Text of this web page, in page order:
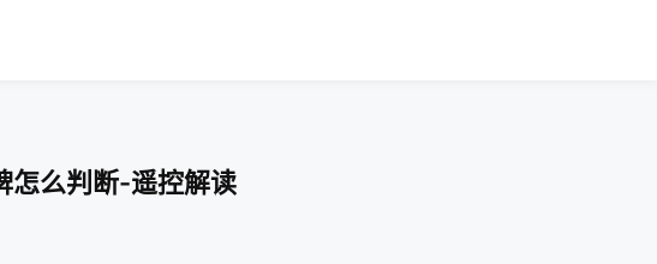
怎么判断-遥控解读